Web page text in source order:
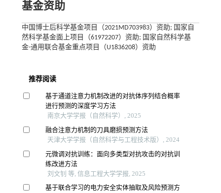
基金资助
中国博士后科学基金项目（2021MD703983）资助; 国家自
然科学基金面上项目（61972207）资助; 国家自然科学基
金-通用联合基金重点项目（U1836208）资助